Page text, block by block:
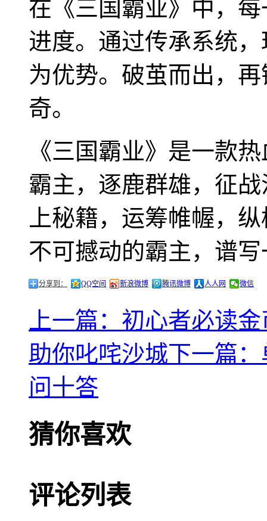
在《三国霸业》中，
进度。通过传承系统
为优势。破茧而出，
奇。
《三国霸业》是一款
霸主，逐鹿群雄，征
上秘籍，运筹帷幄，
不可撼动的霸主，谱
分享到： QQ空间 新浪微博 腾讯微博 人人网 微信
上一篇：初心者必读
助你叱咤沙城下一篇
问十答
猜你喜欢
评论列表